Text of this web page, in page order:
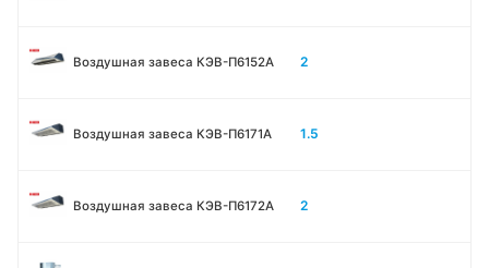
Воздушная завеса КЭВ-П6152А 2
Воздушная завеса КЭВ-П6171А 1.5
Воздушная завеса КЭВ-П6172А 2